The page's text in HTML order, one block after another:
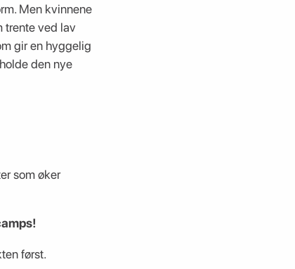
Men kvinnene
trente ved lav
gir en hyggelig
den nye
som øker
først.